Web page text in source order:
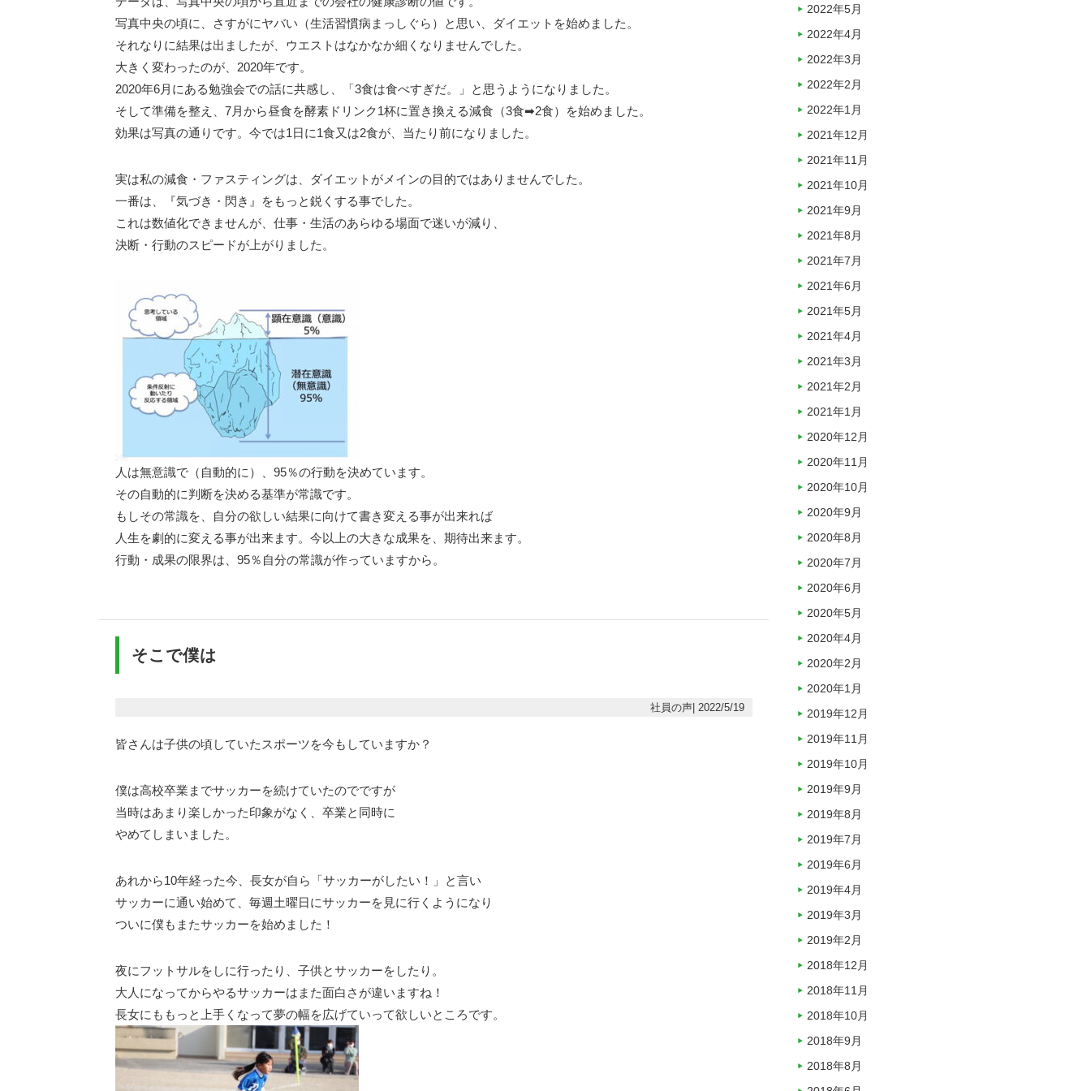
写真中央の頃に、さすがにヤバい（生活習慣病まっしぐら）と思い、ダイエットを始めました。
それなりに結果は出ましたが、ウエストはなかなか細くなりませんでした。
大きく変わったのが、2020年です。
2020年6月にある勉強会での話に共感し、「3食は食べすぎだ。」と思うようになりました。
そして準備を整え、7月から昼食を酵素ドリンク1杯に置き換える減食（3食➡2食）を始めました。
効果は写真の通りです。今では1日に1食又は2食が、当たり前になりました。
実は私の減食・ファスティングは、ダイエットがメインの目的ではありませんでした。
一番は、『気づき・閃き』をもっと鋭くする事でした。
これは数値化できませんが、仕事・生活のあらゆる場面で迷いが減り、
決断・行動のスピードが上がりました。
人は無意識で（自動的に）、95％の行動を決めています。
その自動的に判断を決める基準が常識です。
もしその常識を、自分の欲しい結果に向けて書き変える事が出来れば
人生を劇的に変える事が出来ます。今以上の大きな成果を、期待出来ます。
行動・成果の限界は、95％自分の常識が作っていますから。
そこで僕は
社員の声| 2022/5/19
皆さんは子供の頃していたスポーツを今もしていますか？
僕は高校卒業までサッカーを続けていたのでですが
当時はあまり楽しかった印象がなく、卒業と同時に
やめてしまいました。
あれから10年経った今、長女が自ら「サッカーがしたい！」と言い
サッカーに通い始めて、毎週土曜日にサッカーを見に行くようになり
ついに僕もまたサッカーを始めました！
夜にフットサルをしに行ったり、子供とサッカーをしたり。
大人になってからやるサッカーはまた面白さが違いますね！
長女にももっと上手くなって夢の幅を広げていって欲しいところです。
2022年5月
2022年4月
2022年3月
2022年2月
2022年1月
2021年12月
2021年11月
2021年10月
2021年9月
2021年8月
2021年7月
2021年6月
2021年5月
2021年4月
2021年3月
2021年2月
2021年1月
2020年12月
2020年11月
2020年10月
2020年9月
2020年8月
2020年7月
2020年6月
2020年5月
2020年4月
2020年2月
2020年1月
2019年12月
2019年11月
2019年10月
2019年9月
2019年8月
2019年7月
2019年6月
2019年4月
2019年3月
2019年2月
2018年12月
2018年11月
2018年10月
2018年9月
2018年8月